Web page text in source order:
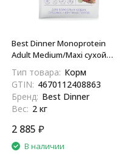
Best Dinner Monoprotein
Adult Medium/Maxi сухой
средних и крупных пород
склонных к аллергии и
проблемам с
пищеварением, с ягненком и
киноа - 2 кг
Тип товара: Корм
GTIN: 4670112408863
Бренд: Best Dinner
Вес: 2 кг
2 885 ₽
В наличии